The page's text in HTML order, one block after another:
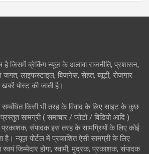
है जिसमें ब्रेकिंग न्यूज़ के अलावा राजनीति, प्रशासन,
लाइफस्टाइल, बिजनेस, सेहत, ब्यूटी, रोजगार
पोस्ट की जाती है।
किसी भी तरह के विवाद के लिए साइट के कुछ
प्रस्तुत सामग्री ( समाचार / फोटो / विडियो आदि )
प्रकाशक, संपादक इस तरह के सामग्रियों के लिए कोई
है। न्यूज़ पोर्टल में प्रकाशित ऐसी सामग्री के लिए
जिम्मेदार होगा, स्वामी, मुद्रक, प्रकाशक, संपादक